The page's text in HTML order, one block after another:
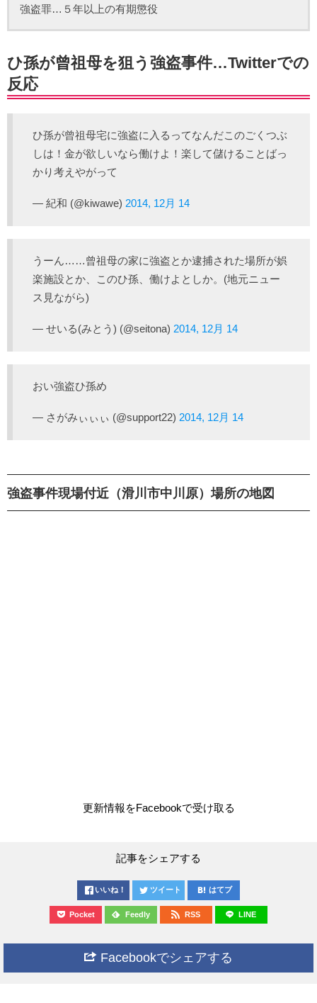
強盗罪…５年以上の有期懲役
ひ孫が曾祖母を狙う強盗事件…Twitterでの
反応
ひ孫が曾祖母宅に強盗に入るってなんだこのごくつぶ
しは！金が欲しいなら働けよ！楽して儲けることばっ
かり考えやがって
— 紀和 (@kiwawe) 2014, 12月 14
うーん……曾祖母の家に強盗とか逮捕された場所が娯
楽施設とか、このひ孫、働けよとしか。(地元ニュー
ス見ながら)
— せいる(みとう) (@seitona) 2014, 12月 14
おい強盗ひ孫め
— さがみぃぃぃ (@support22) 2014, 12月 14
強盗事件現場付近（滑川市中川原）場所の地図
更新情報をFacebookで受け取る
記事をシェアする
いいね！ ツイート はてブ
Pocket Feedly RSS LINE
Facebookでシェアする